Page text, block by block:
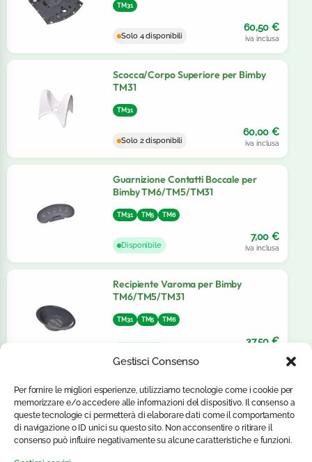
Gestisci Consenso
Per fornire le migliori esperienze, utilizziamo tecnologie come i cookie per
memorizzare e/o accedere alle informazioni del dispositivo. Il consenso a
queste tecnologie ci permetterà di elaborare dati come il comportamento
di navigazione o ID unici su questo sito. Non acconsentire o ritirare il
consenso può influire negativamente su alcune caratteristiche e funzioni.
TM31
Solo 4 disponibili
60,50€
iva inclusa
Scocca/Corpo Superiore per Bimby
TM31
TM31
Solo 2 disponibili
60,00€
iva inclusa
Guarnizione Contatti Boccale per
Bimby TM6/TM5/TM31
TM31 TM5 TM6
Disponibile
7,00€
iva inclusa
Recipiente Varoma per Bimby
TM6/TM5/TM31
TM31 TM5 TM6
37,50€
Vassoio per Recipiente Varoma Bimby
TM6/TM5/TM31
TM5 TM6
26,50€